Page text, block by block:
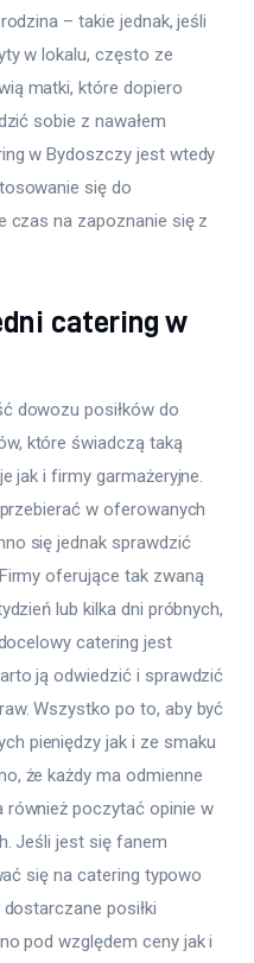
– takie jednak, jeśli
w lokalu, często ze
matki, które dopiero
sobie z nawałem
w Bydoszczy jest wtedy
się do
czas na zapoznanie się z
catering w
dowozu posiłków do
które świadczą taką
jak i firmy garmażeryjne.
w oferowanych
się jednak sprawdzić
oferujące tak zwaną
lub kilka dni próbnych,
catering jest
ją odwiedzić i sprawdzić
Wszystko po to, aby być
pieniędzy jak i ze smaku
że każdy ma odmienne
również poczytać opinie w
Jeśli jest się fanem
się na catering typowo
posiłki
pod względem ceny jak i